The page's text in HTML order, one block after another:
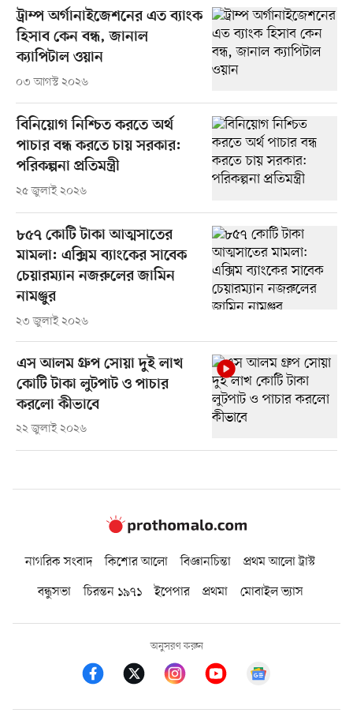
ট্রাম্প অর্গানাইজেশনের এত ব্যাংক
হিসাব কেন বন্ধ, জানাল
ক্যাপিটাল ওয়ান
০৩ আগস্ট ২০২৬
বিনিয়োগ নিশ্চিত করতে অর্থ
পাচার বন্ধ করতে চায় সরকার:
পরিকল্পনা প্রতিমন্ত্রী
২৫ জুলাই ২০২৬
৮৫৭ কোটি টাকা আত্মসাতের
মামলা: এক্সিম ব্যাংকের সাবেক
চেয়ারম্যান নজরুলের জামিন
নামঞ্জুর
২৩ জুলাই ২০২৬
এস আলম গ্রুপ সোয়া দুই লাখ
কোটি টাকা লুটপাট ও পাচার
করলো কীভাবে
২২ জুলাই ২০২৬
নাগরিক সংবাদ কিশোর আলো বিজ্ঞানচিন্তা
প্রথম আলো ট্রাস্ট
বন্ধুসভা
চিরন্তন ১৯৭১ ইপেপার প্রথমা মোবাইল ভ্যাস
অনুসরণ করুন